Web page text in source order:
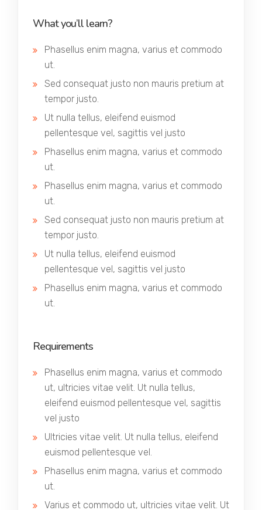
What you’ll learn?
Phasellus enim magna, varius et commodo
ut.
Sed consequat justo non mauris pretium at
tempor justo.
Ut nulla tellus, eleifend euismod
pellentesque vel, sagittis vel justo
Phasellus enim magna, varius et commodo
ut.
Phasellus enim magna, varius et commodo
ut.
Sed consequat justo non mauris pretium at
tempor justo.
Ut nulla tellus, eleifend euismod
pellentesque vel, sagittis vel justo
Phasellus enim magna, varius et commodo
ut.
Requirements
Phasellus enim magna, varius et commodo
ut, ultricies vitae velit. Ut nulla tellus,
eleifend euismod pellentesque vel, sagittis
vel justo
Ultricies vitae velit. Ut nulla tellus, eleifend
euismod pellentesque vel.
Phasellus enim magna, varius et commodo
ut.
Varius et commodo ut, ultricies vitae velit. Ut